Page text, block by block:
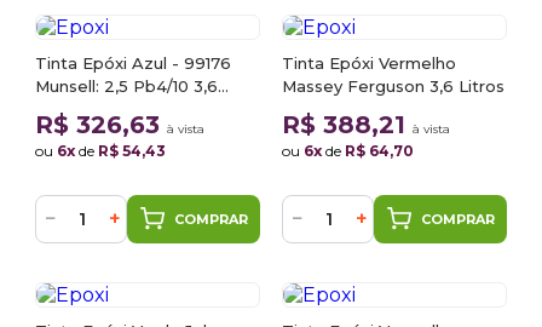
Tinta Epóxi Azul - 99176
Munsell: 2,5 Pb4/10 3,6
Litros
R$ 326,63 à vista
ou 6x de R$ 54,43
− + COMPRAR
Tinta Epóxi Vermelho
Massey Ferguson 3,6 Litros
R$ 388,21 à vista
ou 6x de R$ 64,70
− + COMPRAR